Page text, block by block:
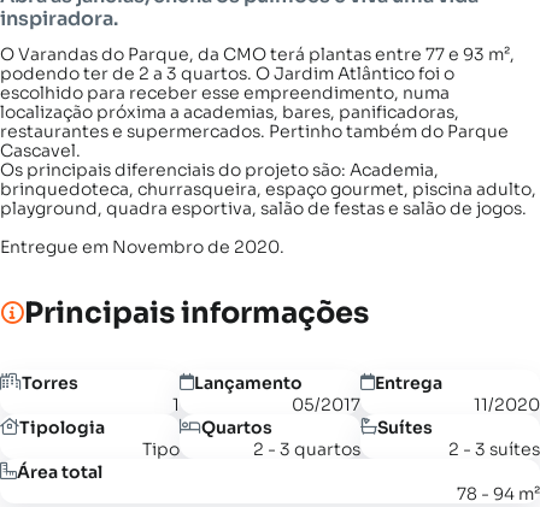
inspiradora.
O Varandas do Parque, da CMO terá plantas entre 77 e 93 m²,
podendo ter de 2 a 3 quartos. O Jardim Atlântico foi o
escolhido para receber esse empreendimento, numa
localização próxima a academias, bares, panificadoras,
restaurantes e supermercados. Pertinho também do Parque
Cascavel.
Os principais diferenciais do projeto são: Academia,
brinquedoteca, churrasqueira, espaço gourmet, piscina adulto,
playground, quadra esportiva, salão de festas e salão de jogos.
Entregue em Novembro de 2020.
Principais informações
Torres
1
Lançamento
05/2017
Entrega
11/2020
Tipologia
Tipo
Quartos
2 - 3 quartos
Suítes
2 - 3 suítes
Área total
78 - 94 m²